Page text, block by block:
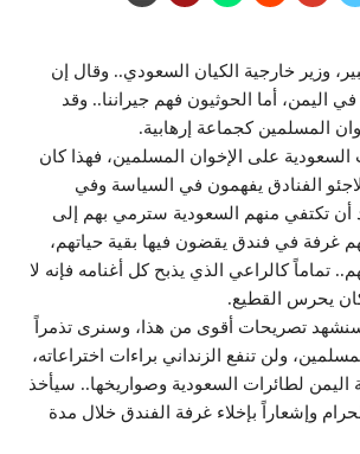
وزير خارجية الكيان السعودي.. وقال إن
اليمن، أما الحوثيون فهم جيراننا.. وقد
المسلمين كجماعة إرهابية.
على الإخوان المسلمين، فهذا كان
الفنادق يفهمون في السياسة وفي
أن تكتفي منهم السعودية سترمي بهم إلى
غرفة في فندق يقضون فيها بقية حياتهم،
تماماً كالراعي الذي يذبح كل أغنامه فإنه لا
يحرس القطيع.
سنشهد تصريحات أقوى من هذا، وسنرى تذمراً
ولن تنفع الزنداني براءات اختراعاته،
اليمن لطائرات السعودية وصواريخها.. سيأخذ
وإشعاراً بإخلاء غرفة الفندق خلال مدة